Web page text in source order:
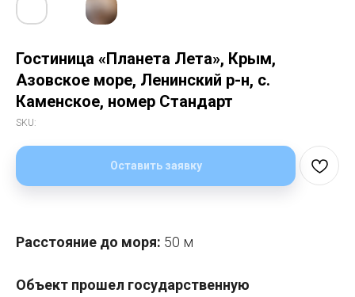
Гостиница «Планета Лета», Крым,
Азовское море, Ленинский р-н, с.
Каменское, номер Стандарт
SKU:
Оставить заявку
Расстояние до моря: 50 м
Объект прошел государственную